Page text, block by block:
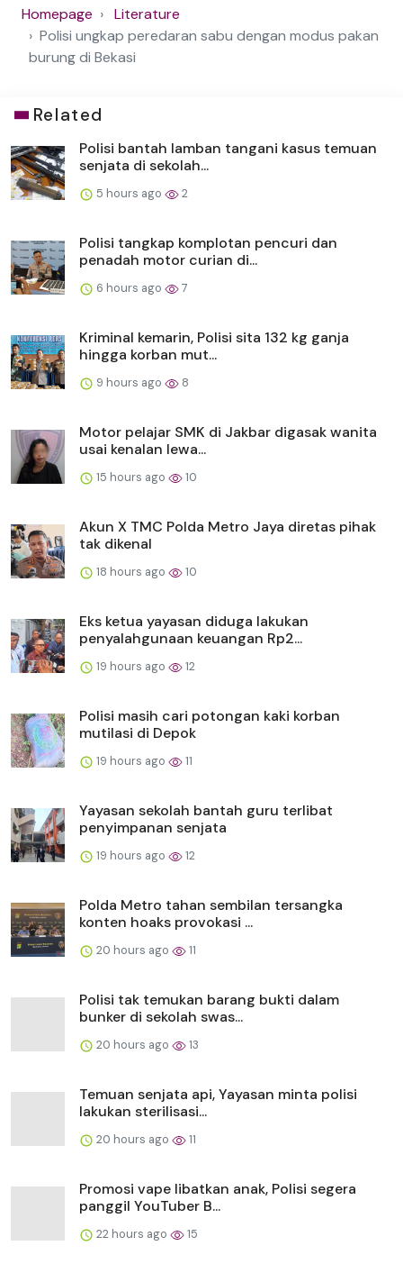
Homepage
Literature
Polisi ungkap peredaran sabu dengan modus pakan
burung di Bekasi
Related
Polisi bantah lamban tangani kasus temuan
senjata di sekolah...
5 hours ago 2
Polisi tangkap komplotan pencuri dan
penadah motor curian di...
6 hours ago 7
Kriminal kemarin, Polisi sita 132 kg ganja
hingga korban mut...
9 hours ago 8
Motor pelajar SMK di Jakbar digasak wanita
usai kenalan lewa...
15 hours ago 10
Akun X TMC Polda Metro Jaya diretas pihak
tak dikenal
18 hours ago 10
Eks ketua yayasan diduga lakukan
penyalahgunaan keuangan Rp2...
19 hours ago 12
Polisi masih cari potongan kaki korban
mutilasi di Depok
19 hours ago 11
Yayasan sekolah bantah guru terlibat
penyimpanan senjata
19 hours ago 12
Polda Metro tahan sembilan tersangka
konten hoaks provokasi ...
20 hours ago 11
Polisi tak temukan barang bukti dalam
bunker di sekolah swas...
20 hours ago 13
Temuan senjata api, Yayasan minta polisi
lakukan sterilisasi...
20 hours ago 11
Promosi vape libatkan anak, Polisi segera
panggil YouTuber B...
22 hours ago 15